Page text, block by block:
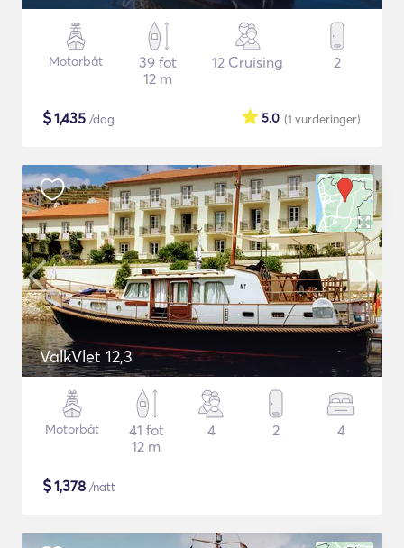
Motorbåt
39 fot
12 m
12 Cruising 2
$1,435 /dag (1 vurderinger)
5.0
ValkVlet 12,3
Motorbåt
41 fot
12 m
4 2 4
$1,378 /natt